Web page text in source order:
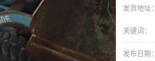
发货地址：
关键词：
发布日期：